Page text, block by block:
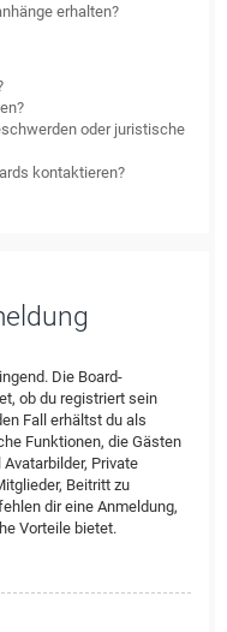
erhalten?
oder juristische
kontaktieren?
Die Board-
ob du registriert sein
Fall erhältst du als
Funktionen, die Gästen
Private
Beitritt zu
dir eine Anmeldung,
Vorteile bietet.